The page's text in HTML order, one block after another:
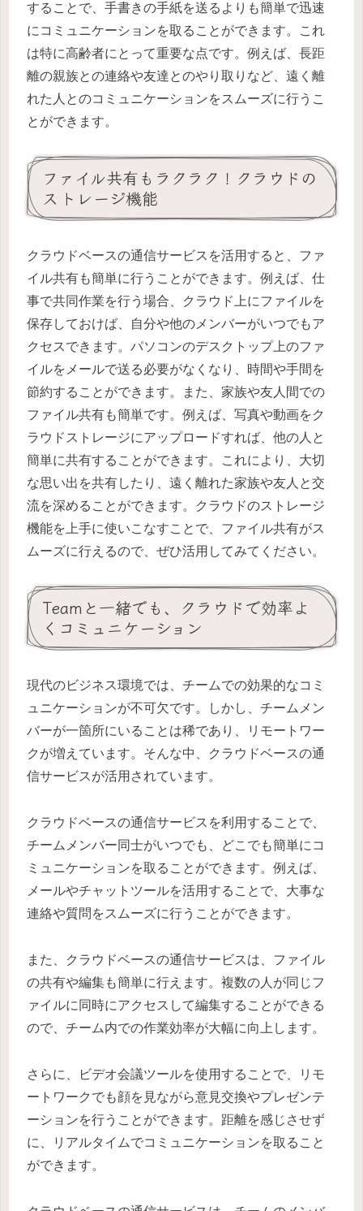
することで、手書きの手紙を送るよりも簡単で迅速
にコミュニケーションを取ることができます。これ
は特に高齢者にとって重要な点です。例えば、長距
離の親族との連絡や友達とのやり取りなど、遠く離
れた人とのコミュニケーションをスムーズに行うこ
とができます。
ファイル共有もラクラク！クラウドの
ストレージ機能
クラウドベースの通信サービスを活用すると、ファ
イル共有も簡単に行うことができます。例えば、仕
事で共同作業を行う場合、クラウド上にファイルを
保存しておけば、自分や他のメンバーがいつでもア
クセスできます。パソコンのデスクトップ上のファ
イルをメールで送る必要がなくなり、時間や手間を
節約することができます。また、家族や友人間での
ファイル共有も簡単です。例えば、写真や動画をク
ラウドストレージにアップロードすれば、他の人と
簡単に共有することができます。これにより、大切
な思い出を共有したり、遠く離れた家族や友人と交
流を深めることができます。クラウドのストレージ
機能を上手に使いこなすことで、ファイル共有がス
ムーズに行えるので、ぜひ活用してみてください。
Teamと一緒でも、クラウドで効率よ
くコミュニケーション
現代のビジネス環境では、チームでの効果的なコミ
ュニケーションが不可欠です。しかし、チームメン
バーが一箇所にいることは稀であり、リモートワー
クが増えています。そんな中、クラウドベースの通
信サービスが活用されています。
クラウドベースの通信サービスを利用することで、
チームメンバー同士がいつでも、どこでも簡単にコ
ミュニケーションを取ることができます。例えば、
メールやチャットツールを活用することで、大事な
連絡や質問をスムーズに行うことができます。
また、クラウドベースの通信サービスは、ファイル
の共有や編集も簡単に行えます。複数の人が同じフ
ァイルに同時にアクセスして編集することができる
ので、チーム内での作業効率が大幅に向上します。
さらに、ビデオ会議ツールを使用することで、リモ
ートワークでも顔を見ながら意見交換やプレゼンテ
ーションを行うことができます。距離を感じさせず
に、リアルタイムでコミュニケーションを取ること
ができます。